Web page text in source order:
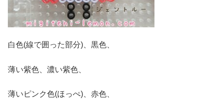
白色(線で囲った部分)、黒色、
薄い紫色、濃い紫色、
薄いピンク色(ほっぺ)、赤色、